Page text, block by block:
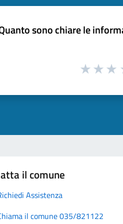
sono chiare le
il comune
Assistenza
il comune 035/821122